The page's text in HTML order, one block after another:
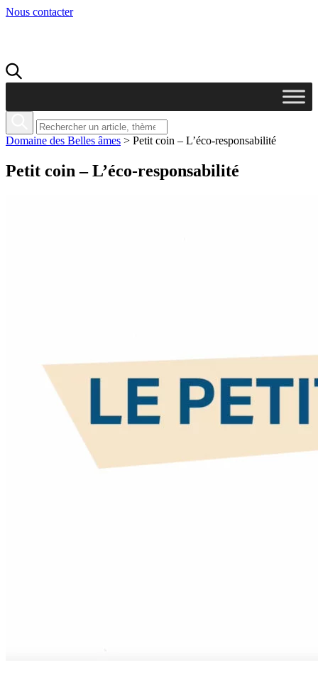
Nous contacter
Domaine des Belles âmes > Petit coin – L’éco-responsabilité
Petit coin – L’éco-responsabilité